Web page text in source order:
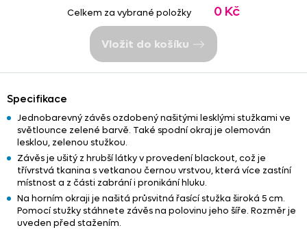
Celkem za vybrané položky 0 Kč
Vložit do košíku
Specifikace
Jednobarevný závěs ozdobený našitými lesklými stužkami ve
světlounce zelené barvě. Také spodní okraj je olemován
lesklou, zelenou stužkou.
Závěs je ušitý z hrubší látky v provedení blackout, což je
třívrstvá tkanina s vetkanou černou vrstvou, která více zastíní
místnost a z části zabrání i pronikání hluku.
Na horním okraji je našitá průsvitná řasící stužka široká 5 cm.
Pomocí stužky stáhnete závěs na polovinu jeho šíře. Rozměr je
uveden před stažením.